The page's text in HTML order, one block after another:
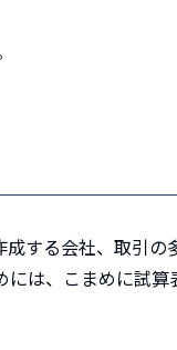
する会社、取引の
は、こまめに試算